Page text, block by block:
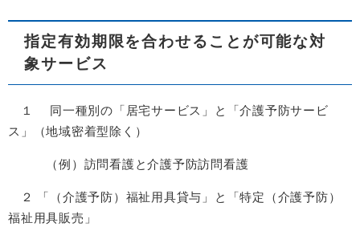
指定有効期限を合わせることが可能な対
象サービス
１ 同一種別の「居宅サービス」と「介護予防サービ
ス」（地域密着型除く）
（例）訪問看護と介護予防訪問看護
２ 「（介護予防）福祉用具貸与」と「特定（介護予防）
福祉用具販売」